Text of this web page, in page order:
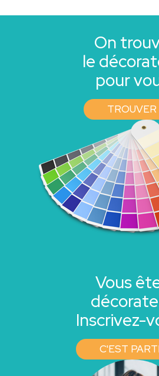
On
le
pour
TROUVER
Vous
Inscrivez-
C'EST